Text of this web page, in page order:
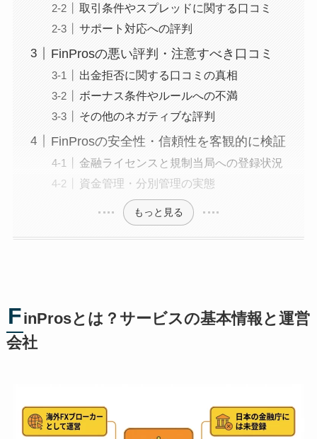
取引条件やスプレッドに関する口コミ
サポート対応への評判
FinProsの悪い評判・注意すべき口コミ
出金拒否に関する口コミの真相
ボーナス条件やルールへの不満
その他のネガティブな評判
FinProsの安全性・信頼性を客観的に検証
金融ライセンスと規制当局への登録状況
資金管理・分別管理の実態
もっと見る
FinProsとは？サービスの基本情報と運営
会社